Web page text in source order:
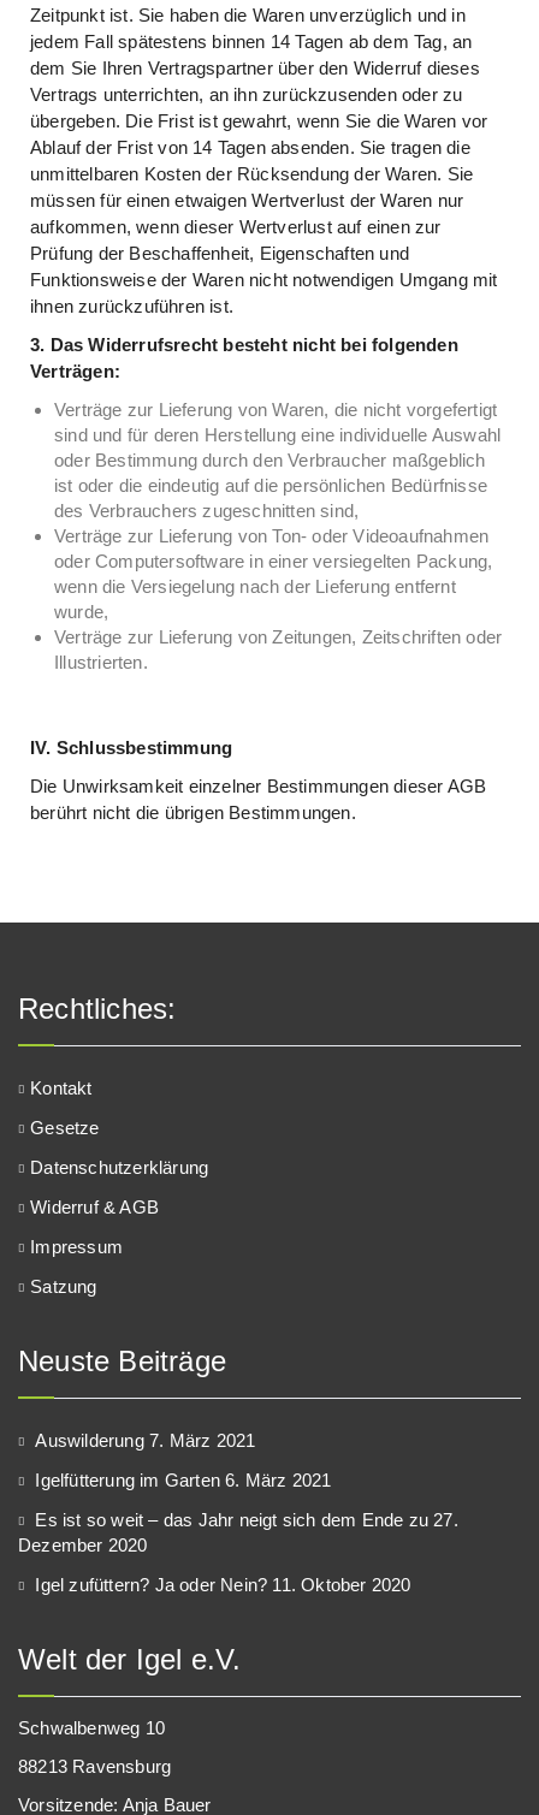
Zeitpunkt ist. Sie haben die Waren unverzüglich und in
jedem Fall spätestens binnen 14 Tagen ab dem Tag, an
dem Sie Ihren Vertragspartner über den Widerruf dieses
Vertrags unterrichten, an ihn zurückzusenden oder zu
übergeben. Die Frist ist gewahrt, wenn Sie die Waren vor
Ablauf der Frist von 14 Tagen absenden. Sie tragen die
unmittelbaren Kosten der Rücksendung der Waren. Sie
müssen für einen etwaigen Wertverlust der Waren nur
aufkommen, wenn dieser Wertverlust auf einen zur
Prüfung der Beschaffenheit, Eigenschaften und
Funktionsweise der Waren nicht notwendigen Umgang mit
ihnen zurückzuführen ist.
3. Das Widerrufsrecht besteht nicht bei folgenden
Verträgen:
Verträge zur Lieferung von Waren, die nicht vorgefertigt
sind und für deren Herstellung eine individuelle Auswahl
oder Bestimmung durch den Verbraucher maßgeblich
ist oder die eindeutig auf die persönlichen Bedürfnisse
des Verbrauchers zugeschnitten sind,
Verträge zur Lieferung von Ton- oder Videoaufnahmen
oder Computersoftware in einer versiegelten Packung,
wenn die Versiegelung nach der Lieferung entfernt
wurde,
Verträge zur Lieferung von Zeitungen, Zeitschriften oder
Illustrierten.
IV. Schlussbestimmung
Die Unwirksamkeit einzelner Bestimmungen dieser AGB
berührt nicht die übrigen Bestimmungen.
Rechtliches:
Kontakt
Gesetze
Datenschutzerklärung
Widerruf & AGB
Impressum
Satzung
Neuste Beiträge
Auswilderung 7. März 2021
Igelfütterung im Garten 6. März 2021
Es ist so weit – das Jahr neigt sich dem Ende zu 27.
Dezember 2020
Igel zufüttern? Ja oder Nein? 11. Oktober 2020
Welt der Igel e.V.
Schwalbenweg 10
88213 Ravensburg
Vorsitzende: Anja Bauer